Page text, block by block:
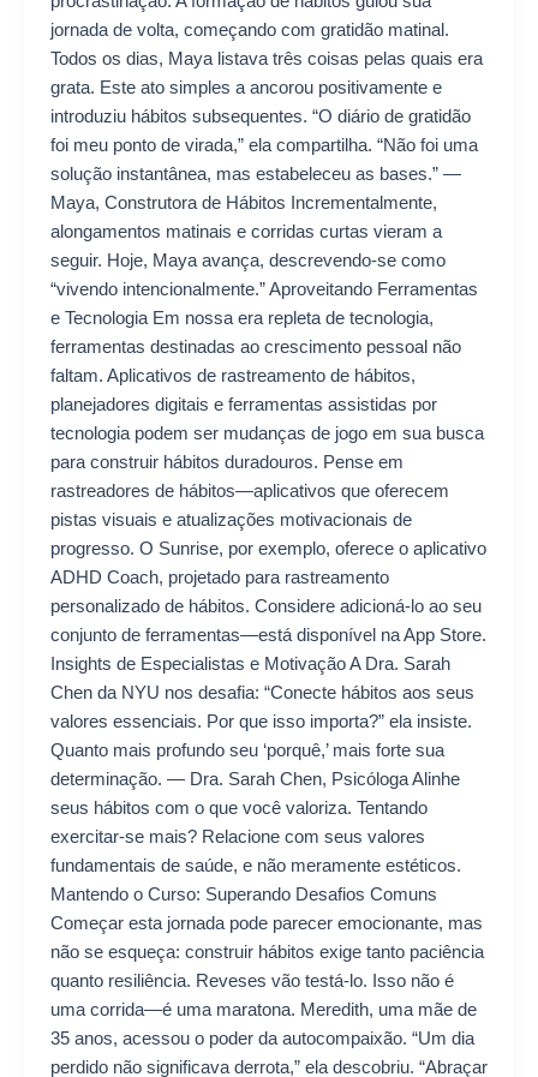
jornada de volta, começando com gratidão matinal.
Todos os dias, Maya listava três coisas pelas quais era
grata. Este ato simples a ancorou positivamente e
introduziu hábitos subsequentes. “O diário de gratidão
foi meu ponto de virada,” ela compartilha. “Não foi uma
solução instantânea, mas estabeleceu as bases.” —
Maya, Construtora de Hábitos Incrementalmente,
alongamentos matinais e corridas curtas vieram a
seguir. Hoje, Maya avança, descrevendo-se como
“vivendo intencionalmente.” Aproveitando Ferramentas
e Tecnologia Em nossa era repleta de tecnologia,
ferramentas destinadas ao crescimento pessoal não
faltam. Aplicativos de rastreamento de hábitos,
planejadores digitais e ferramentas assistidas por
tecnologia podem ser mudanças de jogo em sua busca
para construir hábitos duradouros. Pense em
rastreadores de hábitos—aplicativos que oferecem
pistas visuais e atualizações motivacionais de
progresso. O Sunrise, por exemplo, oferece o aplicativo
ADHD Coach, projetado para rastreamento
personalizado de hábitos. Considere adicioná-lo ao seu
conjunto de ferramentas—está disponível na App Store.
Insights de Especialistas e Motivação A Dra. Sarah
Chen da NYU nos desafia: “Conecte hábitos aos seus
valores essenciais. Por que isso importa?” ela insiste.
Quanto mais profundo seu ‘porquê,’ mais forte sua
determinação. — Dra. Sarah Chen, Psicóloga Alinhe
seus hábitos com o que você valoriza. Tentando
exercitar-se mais? Relacione com seus valores
fundamentais de saúde, e não meramente estéticos.
Mantendo o Curso: Superando Desafios Comuns
Começar esta jornada pode parecer emocionante, mas
não se esqueça: construir hábitos exige tanto paciência
quanto resiliência. Reveses vão testá-lo. Isso não é
uma corrida—é uma maratona. Meredith, uma mãe de
35 anos, acessou o poder da autocompaixão. “Um dia
perdido não significava derrota,” ela descobriu. “Abraçar